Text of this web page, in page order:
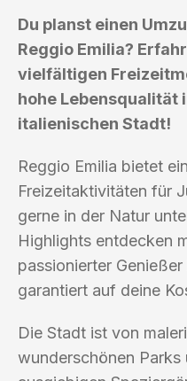
Du planst einen
Reggio Emilia?
vielfältigen
hohe Lebensqualität
italienischen Stadt!
Reggio Emilia bietet
Freizeitaktivitäten für
gerne in der Natur
Highlights entdecken
passionierter
garantiert auf deine
Die Stadt ist von
wunderschönen Parks